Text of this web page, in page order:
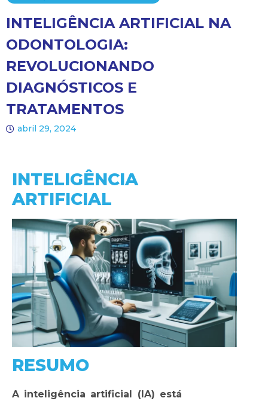
INTELIGÊNCIA ARTIFICIAL NA
ODONTOLOGIA:
REVOLUCIONANDO
DIAGNÓSTICOS E
TRATAMENTOS
abril 29, 2024
INTELIGÊNCIA
ARTIFICIAL
RESUMO
A inteligência artificial (IA) está